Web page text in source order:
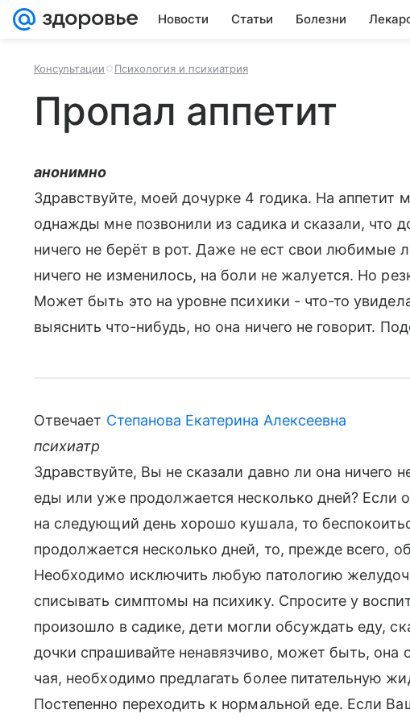
Новости Статьи Болезни
Консультации Психология и психиатрия
Пропал аппетит
анонимно
Здравствуйте, моей дочурке 4 годика. На аппетит
однажды мне позвонили из садика и сказали, что
ничего не берёт в рот. Даже не ест свои любимые
ничего не изменилось, на боли не жалуется. Но
Может быть это на уровне психики - что-то
выяснить что-нибудь, но она ничего не говорит.
Отвечает Степанова Екатерина Алексеевна
психиатр
Здравствуйте, Вы не сказали давно ли она ничего
еды или уже продолжается несколько дней? Если
на следующий день хорошо кушала, то
продолжается несколько дней, то, прежде всего,
Необходимо исключить любую патологию
списывать симптомы на психику. Спросите у
произошло в садике, дети могли обсуждать еду,
дочки спрашивайте ненавязчиво, может быть,
чая, необходимо предлагать более питательную
Постепенно переходить к нормальной еде. Если